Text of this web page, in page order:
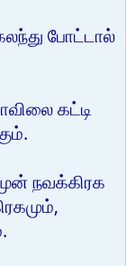
போட்டால்
கட்டி
நவக்கிரக